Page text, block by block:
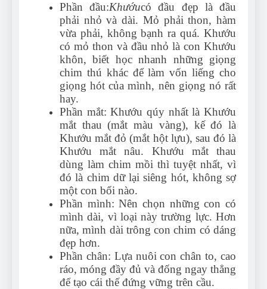
Phần đầu:Khướucó đầu đẹp là đầu
phải nhỏ và dài. Mỏ phải thon, hàm
vừa phải, không bạnh ra quá. Khướu
có mỏ thon và đầu nhỏ là con Khướu
khôn, biết học nhanh những giọng
chim thú khác để làm vốn liếng cho
giọng hót của mình, nên giọng nó rất
hay.
Phần mắt: Khướu qúy nhất là Khướu
mắt thau (mắt màu vàng), kế đó là
Khướu mắt đỏ (mắt hột lựu), sau đó là
Khướu mắt nâu. Khướu mắt thau
dùng làm chim mồi thì tuyệt nhất, vì
đó là chim dữ lại siêng hót, không sợ
một con bổi nào.
Phần mình: Nên chọn những con có
mình dài, vì loại này trường lực. Hơn
nữa, mình dài trông con chim có dáng
đẹp hơn.
Phần chân: Lựa nuôi con chân to, cao
ráo, móng đầy đủ và đống ngay thẳng
để tạo cái thế đứng vững trên cầu.